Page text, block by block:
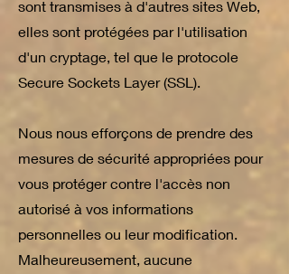
sont transmises à d'autres sites Web,
elles sont protégées par l'utilisation
d'un cryptage, tel que le protocole
Secure Sockets Layer (SSL).
Nous nous efforçons de prendre des
mesures de sécurité appropriées pour
vous protéger contre l'accès non
autorisé à vos informations
personnelles ou leur modification.
Malheureusement, aucune